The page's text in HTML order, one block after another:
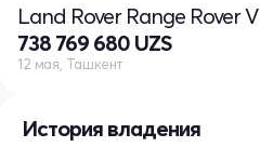
История владения
Land Rover Range Rover V
738 769 680 UZS
12 мая, Ташкент